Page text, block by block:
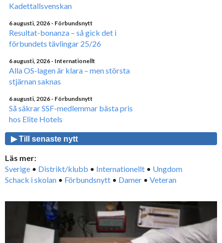
Kadettallsvenskan
6 augusti, 2026 - Förbundsnytt
Resultat-bonanza – så gick det i
förbundets tävlingar 25/26
6 augusti, 2026 - Internationellt
Alla OS-lagen är klara – men största
stjärnan saknas
6 augusti, 2026 - Förbundsnytt
Så säkrar SSF-medlemmar bästa pris
hos Elite Hotels
▶ Till senaste nytt
Läs mer:
Sverige • Distrikt/klubb • Internationellt • Ungdom
Schack i skolan • Förbundsnytt • Damer • Veteran